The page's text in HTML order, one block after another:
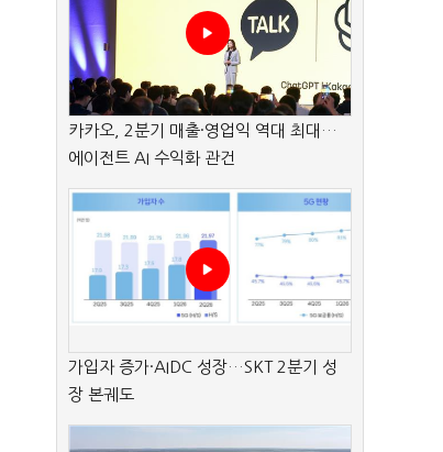
카카오, 2분기 매출·영업익 역대 최대…
에이전트 AI 수익화 관건
가입자 증가·AIDC 성장…SKT 2분기 성
장 본궤도